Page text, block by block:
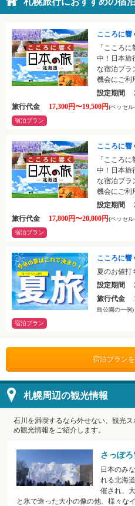
こころに
「こころ
中！日本旅
な宿泊プラ
機会にご利
設定期間
旅行代金
17,300円〜19,500円(ベッセ
宿泊プラン
こころに
「こころ
中！日本旅
な宿泊プラ
機会にご利
設定期間
旅行代金
17,800円〜20,000円(ベッセ
宿泊プラン
こころに
夏のお値打
設定期間
旅行代金
島公園の一例)
宿泊プラン
宿泊プラン
札幌周辺の観光情報
石川を満喫するなら外せない、観光
め観光情報をご紹介します。
さっぽろ
日本のみ
れる北海
催され、
と氷で造った大小の像の他、様々な